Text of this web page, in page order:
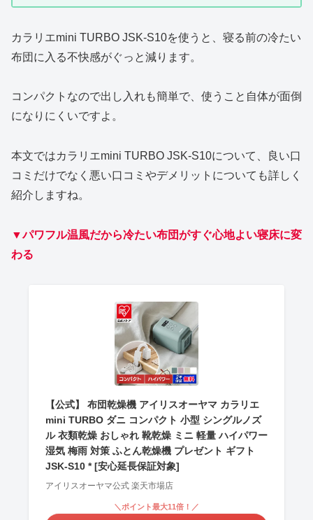
カラリエmini TURBO JSK-S10を使うと、寝る前の冷たい
布団に入る不快感がぐっと減ります。
コンパクトなので出し入れも簡単で、使うこと自体が面倒
になりにくいですよ。
本文ではカラリエmini TURBO JSK-S10について、良い口
コミだけでなく悪い口コミやデメリットについても詳しく
紹介しますね。
▼パワフル温風だから冷たい布団がすぐ心地よい寝床に変
わる
【公式】 布団乾燥機 アイリスオーヤマ カラリエ
mini TURBO ダニ コンパクト 小型 シングルノズ
ル 衣類乾燥 おしゃれ 靴乾燥 ミニ 軽量 ハイパワー
湿気 梅雨 対策 ふとん乾燥機 プレゼント ギフト
JSK-S10 * [安心延長保証対象]
アイリスオーヤマ公式 楽天市場店
＼ポイント最大11倍！／